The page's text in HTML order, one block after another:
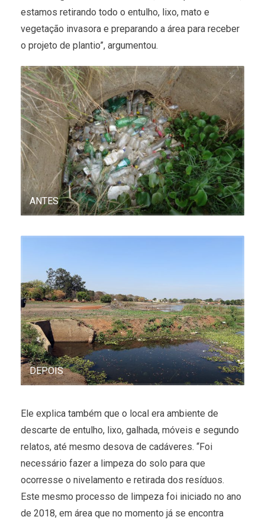
estamos retirando todo o entulho, lixo, mato e
vegetação invasora e preparando a área para receber
o projeto de plantio”, argumentou.
ANTES
DEPOIS
Ele explica também que o local era ambiente de
descarte de entulho, lixo, galhada, móveis e segundo
relatos, até mesmo desova de cadáveres. “Foi
necessário fazer a limpeza do solo para que
ocorresse o nivelamento e retirada dos resíduos.
Este mesmo processo de limpeza foi iniciado no ano
de 2018, em área que no momento já se encontra